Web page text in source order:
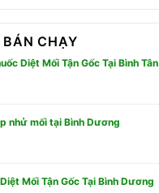
CHẠY
Diệt Mối Tận Gốc Tại Bình Tân
nhử mối tại Bình Dương
Mối Tận Gốc Tại Bình Dương